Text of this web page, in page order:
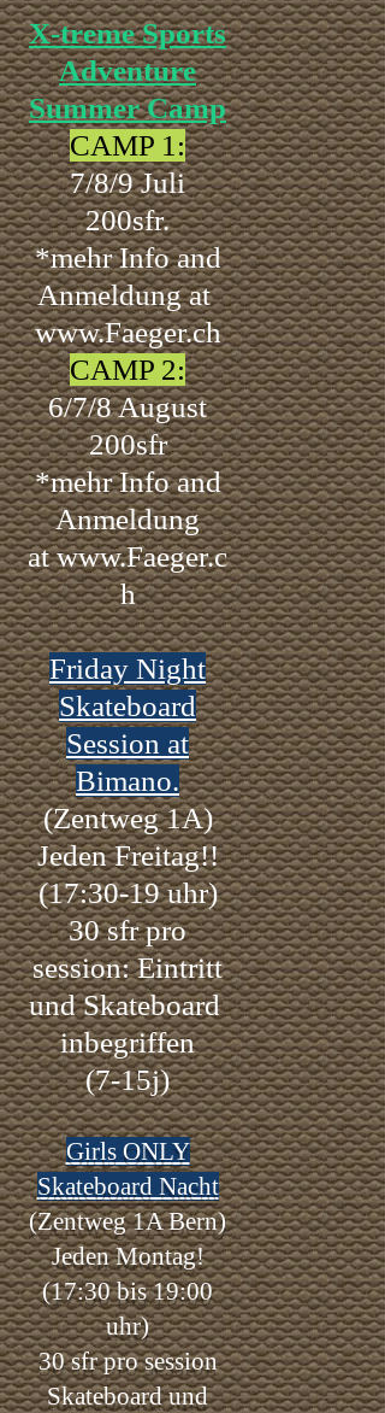
X-treme Sports
Adventure
Summer Camp
CAMP 1:
7/8/9 Juli
200sfr.
*mehr Info and
Anmeldung at
www.Faeger.ch
CAMP 2:
6/7/8 August
200sfr
*mehr Info and
Anmeldung
atwww.Faeger.c
h
Friday Night
Skateboard
Session at
Bimano.
(Zentweg 1A)
Jeden Freitag!!
(17:30-19 uhr)
30 sfr pro
session: Eintritt
und Skateboard
inbegriffen
(7-15j)
Girls ONLY
Skateboard Nacht
(Zentweg 1A Bern)
Jeden Montag!
(17:30 bis 19:00
uhr)
30 sfr pro session
Skateboard und